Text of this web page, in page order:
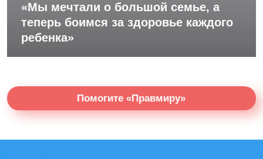
«Мы мечтали о большой семье, а
теперь боимся за здоровье каждого
ребенка»
Помогите «Правмиру»